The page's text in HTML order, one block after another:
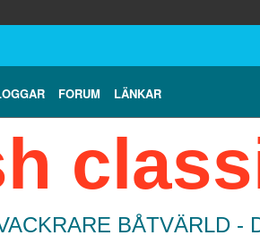
FORUM LÄNKAR
BÅTVÄRLD -